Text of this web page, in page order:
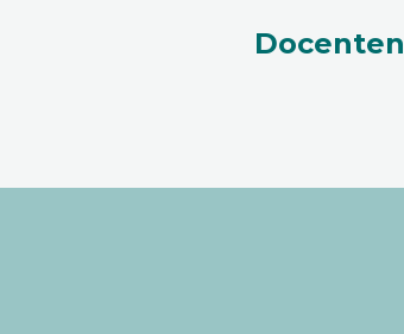
Docenten